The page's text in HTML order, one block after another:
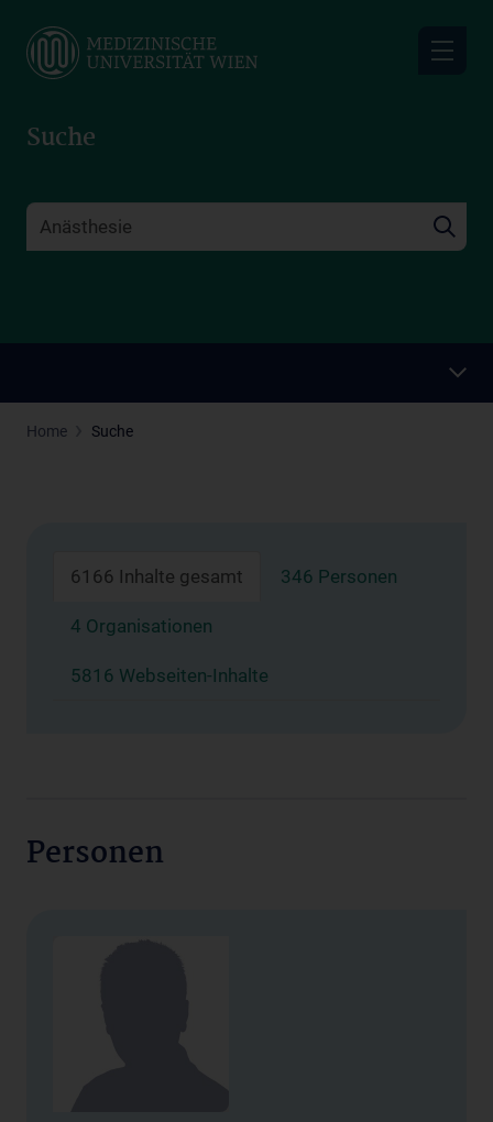
main
Suche
Home Suche
6166 Inhalte gesamt 346 Personen
4 Organisationen
5816 Webseiten-Inhalte
Personen